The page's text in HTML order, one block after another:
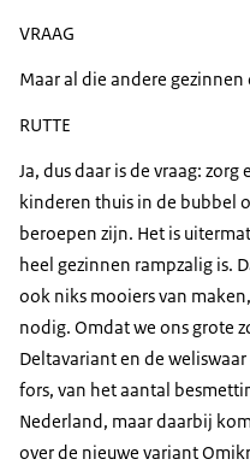
VRAAG
Maar al die andere
RUTTE
Ja, dus daar is de vraag:
kinderen thuis in de bubbel
beroepen zijn. Het is
heel gezinnen rampzalig is.
ook niks mooiers van
nodig. Omdat we ons grote
Deltavariant en de
fors, van het aantal
Nederland, maar daarbij
over de nieuwe variant